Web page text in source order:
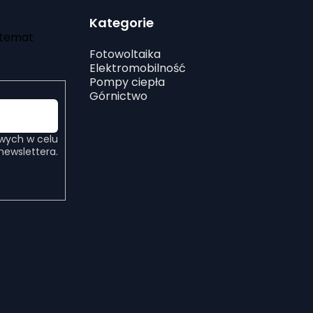
w celu
Kategorie
Fotowoltaika
Elektromobilność
Pompy ciepła
Górnictwo